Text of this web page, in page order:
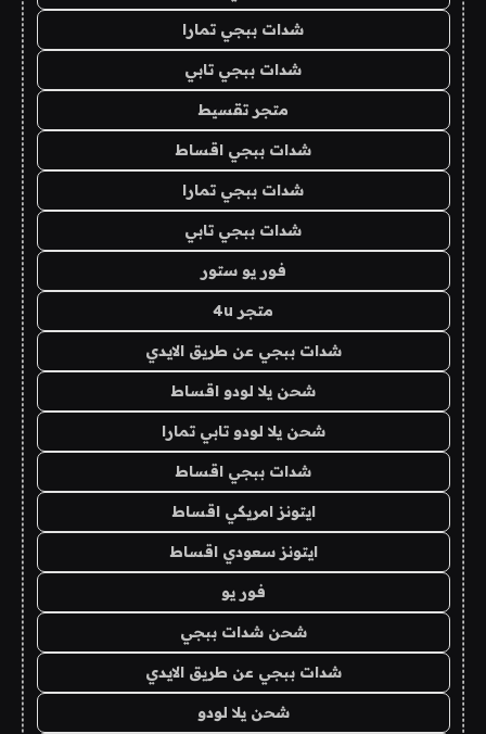
شدات ببجي تمارا
شدات ببجي تابي
متجر تقسيط
شدات ببجي اقساط
شدات ببجي تمارا
شدات ببجي تابي
فور يو ستور
متجر 4u
شدات ببجي عن طريق الايدي
شحن يلا لودو اقساط
شحن يلا لودو تابي تمارا
شدات ببجي اقساط
ايتونز امريكي اقساط
ايتونز سعودي اقساط
فور يو
شحن شدات ببجي
شدات ببجي عن طريق الايدي
شحن يلا لودو